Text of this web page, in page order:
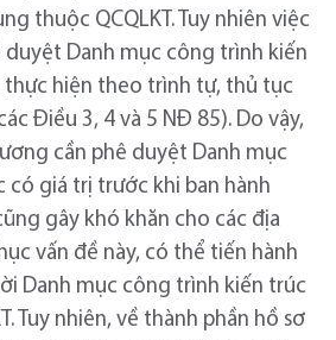
thuộc QCQLKT. Tuy nhiên việc
duyệt Danh mục công trình kiến
hiện theo trình tự, thủ tục
Điều 3, 4 và 5 NĐ 85). Do vậy,
cần phê duyệt Danh mục
có giá trị trước khi ban hành
gây khó khăn cho các địa
vấn đề này, có thể tiến hành
Danh mục công trình kiến trúc
Tuy nhiên, về thành phần hồ sơ